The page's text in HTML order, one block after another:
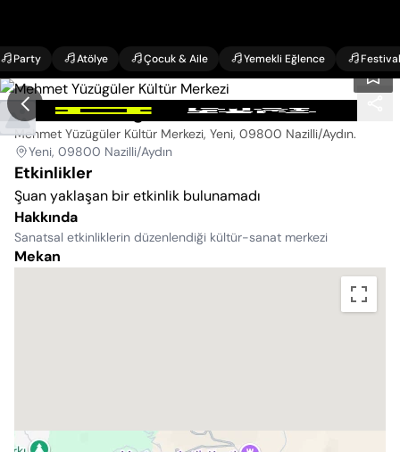
Party Atölye Çocuk & Aile Yemekli Eğlence Festival
Mehmet Yüzügüler Kültür Merkezi
Mehmet Yüzügüler Kültür Merkezi, Yeni, 09800 Nazilli/Aydın.
Yeni, 09800 Nazilli/Aydın
Etkinlikler
Şuan yaklaşan bir etkinlik bulunamadı
Hakkında
Sanatsal etkinliklerin düzenlendiği kültür-sanat merkezi
Mekan